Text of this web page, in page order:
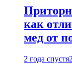
как
мед от
2 года спустя